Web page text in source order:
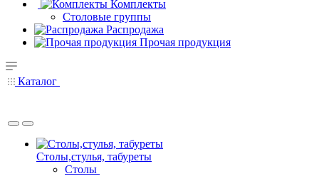
Комплекты
Столовые группы
Распродажа
Прочая продукция
Каталог
Столы,стулья, табуреты
Столы